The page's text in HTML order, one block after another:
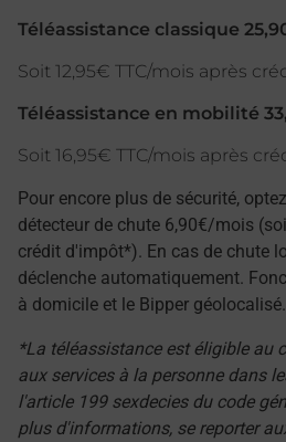
Téléassistance classique
Soit 12,95€ TTC/mois après
Téléassistance en mobilité
Soit 16,95€ TTC/mois après
Pour encore plus de sécurité,
détecteur de chute 6,90€/mois
crédit d'impôt*). En cas de chute
déclenche automatiquement.
à domicile et le Bipper géolocalisé.
*La téléassistance est éligible au
aux services à la personne dans
l'article 199 sexdecies du code
plus d'informations, se reporter